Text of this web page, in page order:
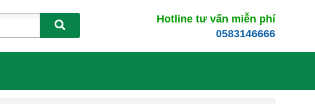
Hotline tư vấn miễn phí
0583146666